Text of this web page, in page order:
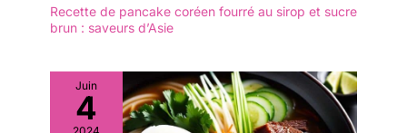
bol en céramique peut
températures allant
jusqu’à 200 °C dans les
fours traditionnels et les
fours grille-pain. Il passe
pouvez les emmener au
garder les baguettes
propres. 【Diverses
Applications】 : Nos
禄 est une ère japonaise
"baguettes Genroku" est
qu'il y a une rainure au
milieu, ce qui facilite la
Recette de pancake coréen fourré au sirop et sucre
brun : saveurs d’Asie
Juin
4